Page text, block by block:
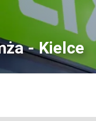
- Kielce